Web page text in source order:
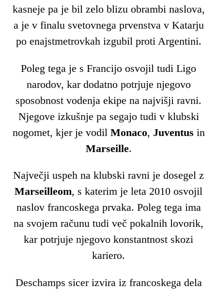
kasneje pa je bil zelo blizu obrambi naslova,
a je v finalu svetovnega prvenstva v Katarju
po enajstmetrovkah izgubil proti Argentini.
Poleg tega je s Francijo osvojil tudi Ligo
narodov, kar dodatno potrjuje njegovo
sposobnost vodenja ekipe na najvišji ravni.
Njegove izkušnje pa segajo tudi v klubski
nogomet, kjer je vodil Monaco, Juventus in
Marseille.
Največji uspeh na klubski ravni je dosegel z
Marseilleom, s katerim je leta 2010 osvojil
naslov francoskega prvaka. Poleg tega ima
na svojem računu tudi več pokalnih lovorik,
kar potrjuje njegovo konstantnost skozi
kariero.
Deschamps sicer izvira iz francoskega dela